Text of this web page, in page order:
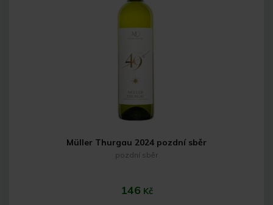
Müller Thurgau 2024 pozdní sběr
pozdní sběr
146 Kč